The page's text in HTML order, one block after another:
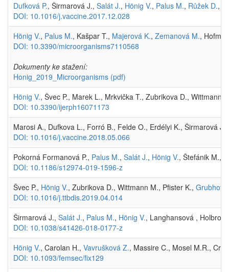
Dufková P., Širmarová J., Salát J., Hönig V., Palus M., Růžek D.,
DOI: 10.1016/j.vaccine.2017.12.028
Hönig V., Palus M., Kašpar T., Majerová K., Zemanová M.,
DOI: 10.3390/microorganisms7110568
Dokumenty ke stažení:
Honig_2019_Microorganisms (pdf)
Hönig V., Švec P., Marek L., Mrkvička T., Zubrikova D., Wittmann
DOI: 10.3390/ijerph16071173
Marosi A., Dufkova L., Forró B., Felde O., Erdélyi K., Širmarová J.,
DOI: 10.1016/j.vaccine.2018.05.066
Pokorná Formanová P., Palus M., Salát J., Hönig V., Štefánik M.,
DOI: 10.1186/s12974-019-1596-z
Švec P., Hönig V., Zubrikova D., Wittmann M., Pfister K.,
DOI: 10.1016/j.ttbdis.2019.04.014
Širmarová J., Salát J., Palus M., Hönig V., Langhansová ,
DOI: 10.1038/s41426-018-0177-z
Hönig V., Carolan H., Vavrušková Z., Massire C., Mosel M.R.,
DOI: 10.1093/femsec/fix129